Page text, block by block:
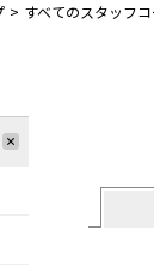
すべてのスタッフ